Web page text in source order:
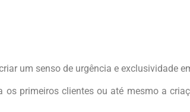
um senso de urgência e exclusividade
primeiros clientes ou até mesmo a